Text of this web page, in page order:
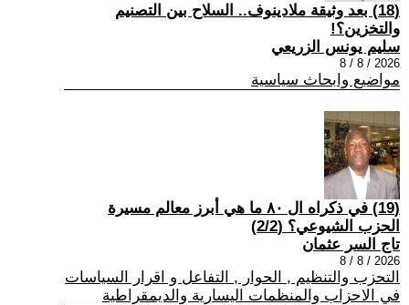
(18) بعد وثيقة ملادينوف.. السلاح بين التصنيم
والتخزين؟!
سليم يونس الزريعي
2026 / 8 / 8
مواضيع وابحاث سياسية
(19) في ذكراه ال ٨٠ ما هي أبرز معالم مسيرة
الحزب الشيوعي؟ (2/2)
تاج السر عثمان
2026 / 8 / 8
التحزب والتنظيم , الحوار , التفاعل و اقرار السياسات
في الاحزاب والمنظمات اليسارية والديمقراطية